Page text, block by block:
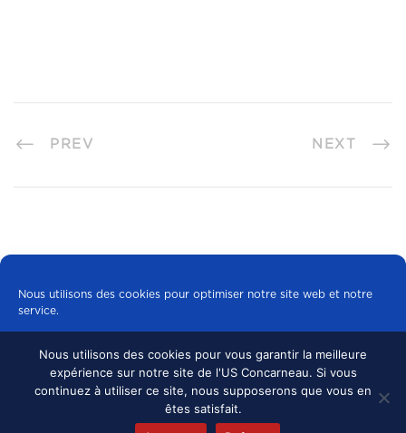
Nous utilisons des cookies pour optimiser notre site web et notre
service.
Tous les cookies
Refuser
PREV NEXT
© 2024 US CONCARNEAU, TOUS DROITS
RÉSERVÉS. MENTIONS LÉGALES •
Nous utilisons des cookies pour vous garantir la meilleure
expérience sur notre site de l'US Concarneau. Si vous
continuez à utiliser ce site, nous supposerons que vous en
êtes satisfait.